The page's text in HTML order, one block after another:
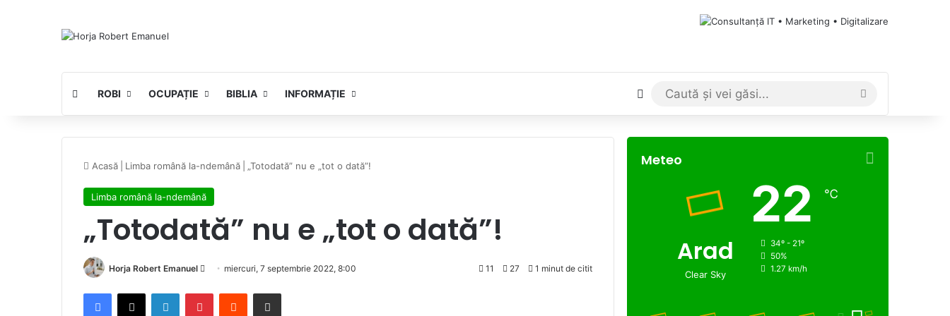
ROBI OCUPAȚIE BIBLIA INFORMAȚIE Switch skin
Caută
și
Acasă Limba română la-ndemână „Totodată” nu e „tot o dată”!
Limba română la-ndemână
„Totodată” nu e „tot o dată”!
Horja Robert Emanuel
Send miercuri, 7 septembrie 2022, 8:00 11 27 1 minut de citit
Facebook
X LinkedInPinterestReddit Share via Email
Meteo
Arad
Clear Sky
22 ℃
34º - 21º
50%
1.27 km/h